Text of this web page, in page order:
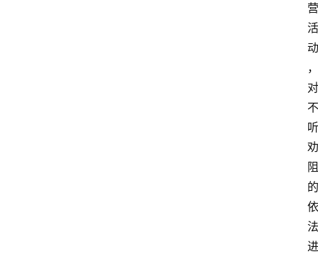
营
活
动
，
对
不
听
劝
阻
的
依
法
进